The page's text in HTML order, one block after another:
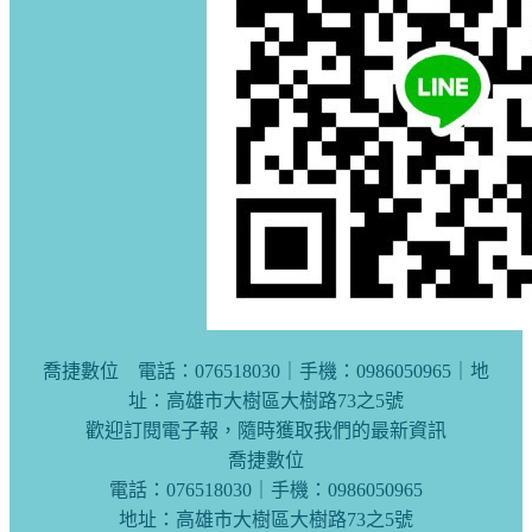
喬捷數位 電話：076518030｜手機：0986050965｜地
址：高雄市大樹區大樹路73之5號
歡迎訂閱電子報，隨時獲取我們的最新資訊
喬捷數位
電話：076518030｜手機：0986050965
地址：高雄市大樹區大樹路73之5號